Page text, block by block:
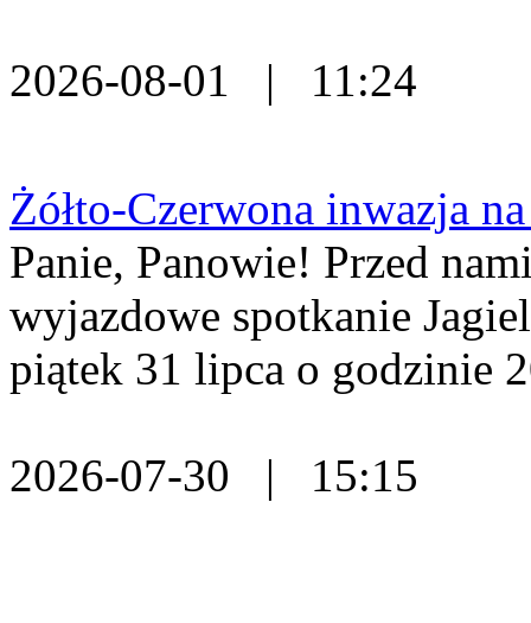
2026-08-01 | 11:24
Żółto-Czerwona inwazja
Panie, Panowie! Przed
wyjazdowe spotkanie
piątek 31 lipca o godzinie
2026-07-30 | 15:15